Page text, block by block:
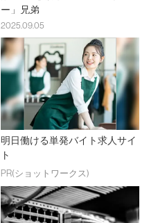
ー」兄弟
2025.09.05
明日働ける単発バイト求人サイ
ト
PR(ショットワークス)